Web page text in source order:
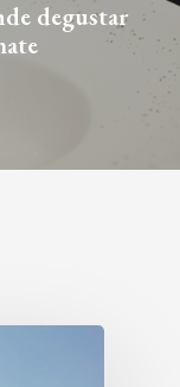
degustar